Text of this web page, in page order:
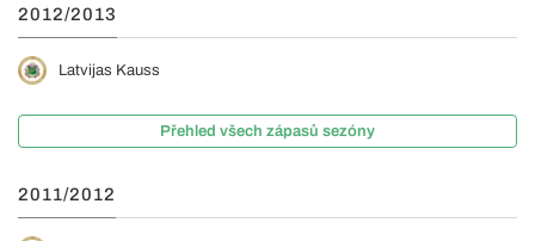
2012/2013
Latvijas Kauss
Přehled všech zápasů sezóny
2011/2012